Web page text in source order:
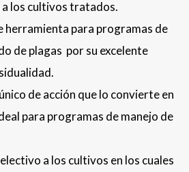
los cultivos tratados.
herramienta para programas de
de plagas por su excelente
de acción que lo convierte en
para programas de manejo de
a los cultivos en los cuales